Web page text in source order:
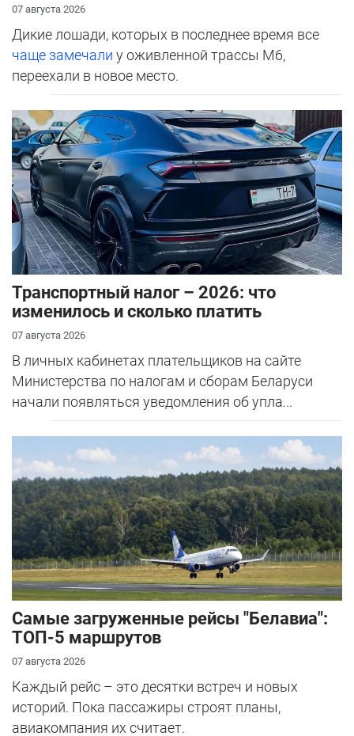
07 августа 2026
Дикие лошади, которых в последнее время все
чаще замечали у оживленной трассы М6,
переехали в новое место.
Транспортный налог – 2026: что
изменилось и сколько платить
07 августа 2026
В личных кабинетах плательщиков на сайте
Министерства по налогам и сборам Беларуси
начали появляться уведомления об упла...
Самые загруженные рейсы "Белавиа":
ТОП-5 маршрутов
07 августа 2026
Каждый рейс – это десятки встреч и новых
историй. Пока пассажиры строят планы,
авиакомпания их считает.